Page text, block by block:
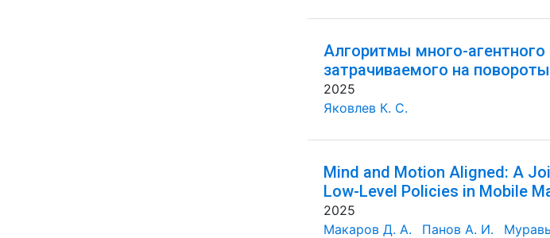
Алгоритмы много-агентного
затрачиваемого на повороты
2025
Яковлев К. С.
Mind and Motion Aligned: A
Low-Level Policies in Mobile
2025
Макаров Д. А.
Панов А. И.